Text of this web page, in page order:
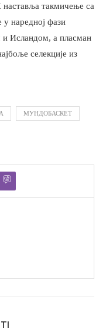
наставља такмичење са
у наредној фази
и Исландом, а пласман
селекције из
МУНДОБАСКЕТ